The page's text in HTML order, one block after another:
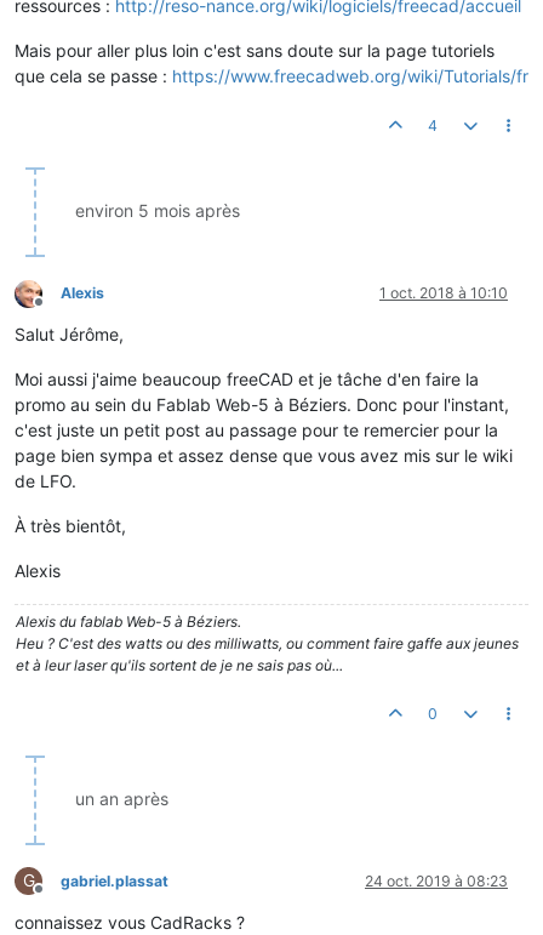
ressources : http://reso-nance.org/wiki/logiciels/freecad/accueil
Mais pour aller plus loin c'est sans doute sur la page tutoriels
que cela se passe : https://www.freecadweb.org/wiki/Tutorials/fr
4
environ 5 mois après
Hors-ligne
Alexis 1 oct. 2018 à 10:10
Salut Jérôme,
Moi aussi j'aime beaucoup freeCAD et je tâche d'en faire la
promo au sein du Fablab Web-5 à Béziers. Donc pour l'instant,
c'est juste un petit post au passage pour te remercier pour la
page bien sympa et assez dense que vous avez mis sur le wiki
de LFO.
À très bientôt,
Alexis
Alexis du fablab Web-5 à Béziers.
Heu ? C'est des watts ou des milliwatts, ou comment faire gaffe aux jeunes
et à leur laser qu'ils sortent de je ne sais pas où...
0
un an après
G
Hors-ligne
gabriel.plassat 24 oct. 2019 à 08:23
connaissez vous CadRacks ?